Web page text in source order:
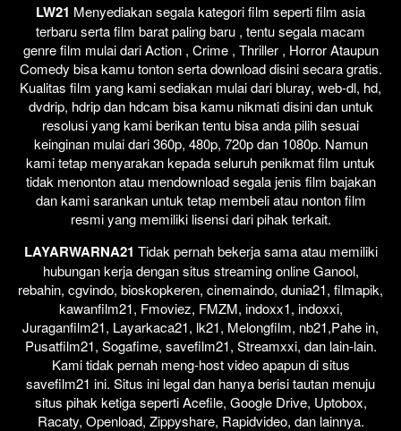
LW21 Menyediakan segala kategori film seperti film asia
terbaru serta film barat paling baru , tentu segala macam
genre film mulai dari Action , Crime , Thriller , Horror Ataupun
Comedy bisa kamu tonton serta download disini secara gratis.
Kualitas film yang kami sediakan mulai dari bluray, web-dl, hd,
dvdrip, hdrip dan hdcam bisa kamu nikmati disini dan untuk
resolusi yang kami berikan tentu bisa anda pilih sesuai
keinginan mulai dari 360p, 480p, 720p dan 1080p. Namun
kami tetap menyarakan kepada seluruh penikmat film untuk
tidak menonton atau mendownload segala jenis film bajakan
dan kami sarankan untuk tetap membeli atau nonton film
resmi yang memiliki lisensi dari pihak terkait.
LAYARWARNA21 Tidak pernah bekerja sama atau memiliki
hubungan kerja dengan situs streaming online Ganool,
rebahin, cgvindo, bioskopkeren, cinemaindo, dunia21, filmapik,
kawanfilm21, Fmoviez, FMZM, indoxx1, indoxxi,
Juraganfilm21, Layarkaca21, lk21, Melongfilm, nb21,Pahe in,
Pusatfilm21, Sogafime, savefilm21, Streamxxi, dan lain-lain.
Kami tidak pernah meng-host video apapun di situs
savefilm21 ini. Situs ini legal dan hanya berisi tautan menuju
situs pihak ketiga seperti Acefile, Google Drive, Uptobox,
Racaty, Openload, Zippyshare, Rapidvideo, dan lainnya.